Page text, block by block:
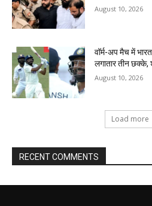
August 10, 2026
वॉर्म-अप मैच में
लगातार तीन छक्के,
August 10, 2026
Load more
RECENT COMMENTS